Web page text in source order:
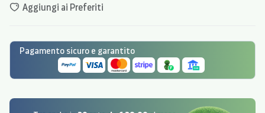
Aggiungi ai Preferiti
Pagamento sicuro e garantito